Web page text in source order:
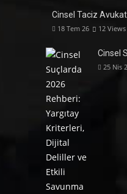
Cinsel Taciz
18 Tem 26 12 Views
Cinsel
25 Nis